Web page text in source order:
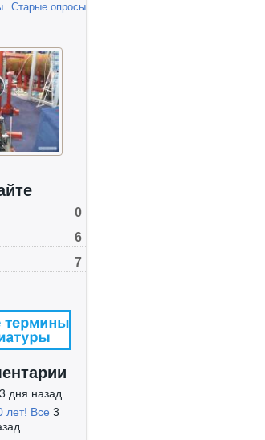
Старые опросы
0
6
7
дня назад
лет! Все 3